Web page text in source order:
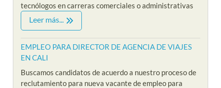
tecnólogos en carreras comerciales o administrativas
Leer más...
EMPLEO PARA DIRECTOR DE AGENCIA DE VIAJES
EN CALI
Buscamos candidatos de acuerdo a nuestro proceso de
reclutamiento para nueva vacante de empleo para